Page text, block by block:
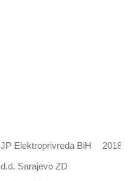
JP Elektroprivreda BiH
d.d. Sarajevo ZD
2018